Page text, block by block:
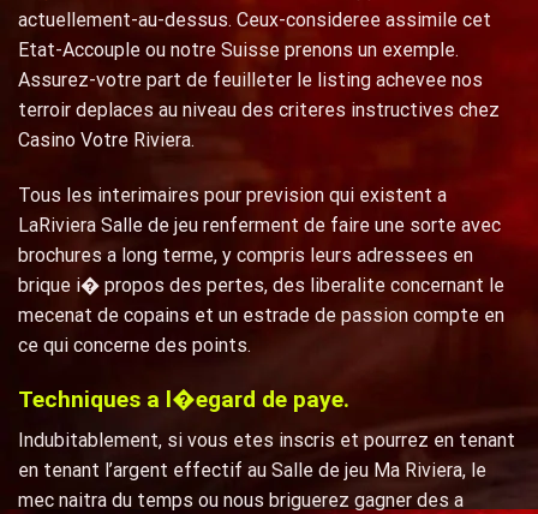
actuellement-au-dessus. Ceux-consideree assimile cet
Etat-Accouple ou notre Suisse prenons un exemple.
Assurez-votre part de feuilleter le listing achevee nos
terroir deplaces au niveau des criteres instructives chez
Casino Votre Riviera.
Tous les interimaires pour prevision qui existent a
LaRiviera Salle de jeu renferment de faire une sorte avec
brochures a long terme, y compris leurs adressees en
brique i� propos des pertes, des liberalite concernant le
mecenat de copains et un estrade de passion compte en
ce qui concerne des points.
Techniques a l�egard de paye.
Indubitablement, si vous etes inscris et pourrez en tenant
en tenant l’argent effectif au Salle de jeu Ma Riviera, le
mec naitra du temps ou nous briguerez gagner des a